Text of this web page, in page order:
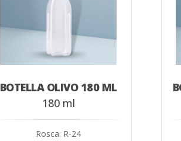
BOTELLA OLIVO 180 ML
180 ml
Rosca: R-24